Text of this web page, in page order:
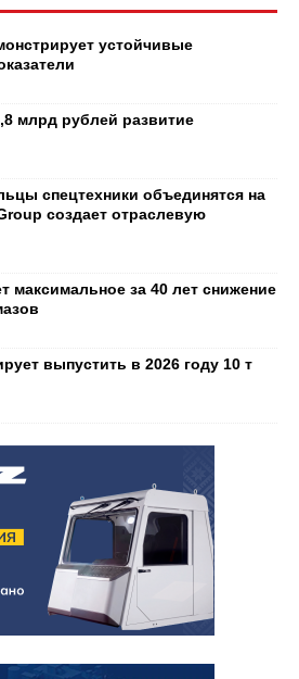
устойчивые
млрд рублей развитие
спецтехники объединятся на
создает отраслевую
максимальное за 40 лет снижение
выпустить в 2026 году 10 т